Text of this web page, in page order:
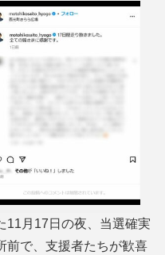
M
11月17日の夜、当選確実
前で、支援者たちが歓喜